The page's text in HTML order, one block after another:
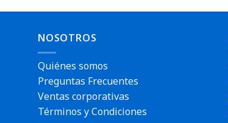
NOSOTROS
Quiénes somos
Preguntas Frecuentes
Ventas corporativas
Términos y Condiciones